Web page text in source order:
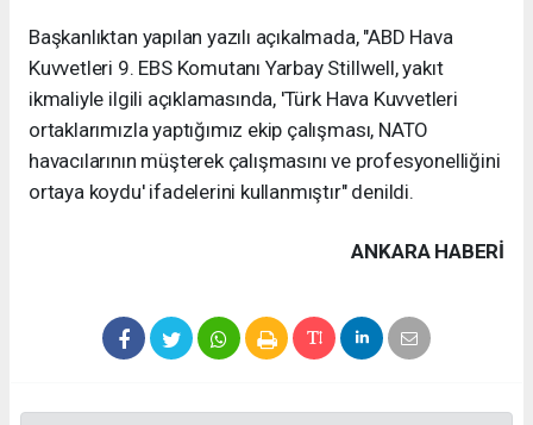
Başkanlıktan yapılan yazılı açıkalmada, "ABD Hava
Kuvvetleri 9. EBS Komutanı Yarbay Stillwell, yakıt
ikmaliyle ilgili açıklamasında, 'Türk Hava Kuvvetleri
ortaklarımızla yaptığımız ekip çalışması, NATO
havacılarının müşterek çalışmasını ve profesyonelliğini
ortaya koydu' ifadelerini kullanmıştır" denildi.
ANKARA HABERİ